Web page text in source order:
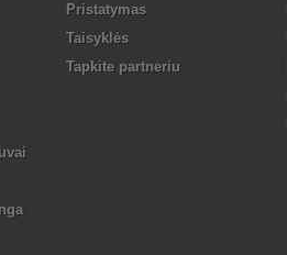
Pristatymas
Taisyklės
Tapkite partneriu